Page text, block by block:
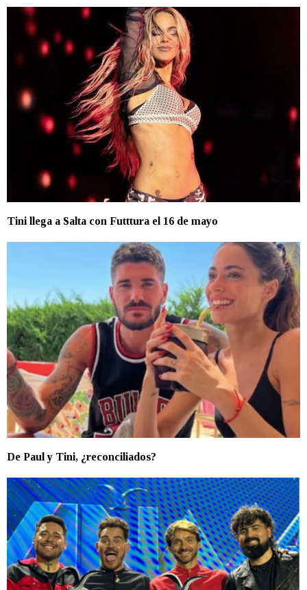
Tini llega a Salta con Futttura el 16 de mayo
De Paul y Tini, ¿reconciliados?